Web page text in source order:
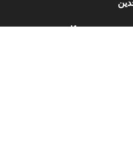
وكيفية حسابه
Engineering - Lan